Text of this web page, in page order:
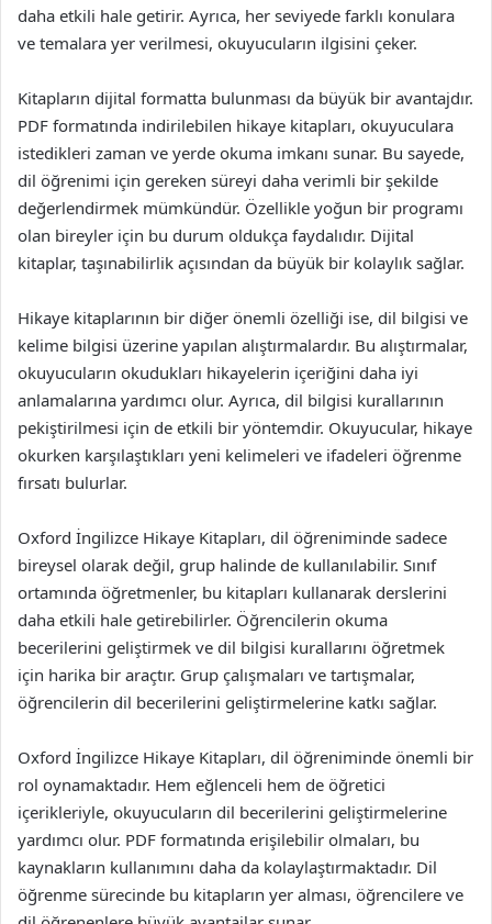
daha etkili hale getirir. Ayrıca, her seviyede farklı konulara
ve temalara yer verilmesi, okuyucuların ilgisini çeker.
Kitapların dijital formatta bulunması da büyük bir avantajdır.
PDF formatında indirilebilen hikaye kitapları, okuyuculara
istedikleri zaman ve yerde okuma imkanı sunar. Bu sayede,
dil öğrenimi için gereken süreyi daha verimli bir şekilde
değerlendirmek mümkündür. Özellikle yoğun bir programı
olan bireyler için bu durum oldukça faydalıdır. Dijital
kitaplar, taşınabilirlik açısından da büyük bir kolaylık sağlar.
Hikaye kitaplarının bir diğer önemli özelliği ise, dil bilgisi ve
kelime bilgisi üzerine yapılan alıştırmalardır. Bu alıştırmalar,
okuyucuların okudukları hikayelerin içeriğini daha iyi
anlamalarına yardımcı olur. Ayrıca, dil bilgisi kurallarının
pekiştirilmesi için de etkili bir yöntemdir. Okuyucular, hikaye
okurken karşılaştıkları yeni kelimeleri ve ifadeleri öğrenme
fırsatı bulurlar.
Oxford İngilizce Hikaye Kitapları, dil öğreniminde sadece
bireysel olarak değil, grup halinde de kullanılabilir. Sınıf
ortamında öğretmenler, bu kitapları kullanarak derslerini
daha etkili hale getirebilirler. Öğrencilerin okuma
becerilerini geliştirmek ve dil bilgisi kurallarını öğretmek
için harika bir araçtır. Grup çalışmaları ve tartışmalar,
öğrencilerin dil becerilerini geliştirmelerine katkı sağlar.
Oxford İngilizce Hikaye Kitapları, dil öğreniminde önemli bir
rol oynamaktadır. Hem eğlenceli hem de öğretici
içerikleriyle, okuyucuların dil becerilerini geliştirmelerine
yardımcı olur. PDF formatında erişilebilir olmaları, bu
kaynakların kullanımını daha da kolaylaştırmaktadır. Dil
öğrenme sürecinde bu kitapların yer alması, öğrencilere ve